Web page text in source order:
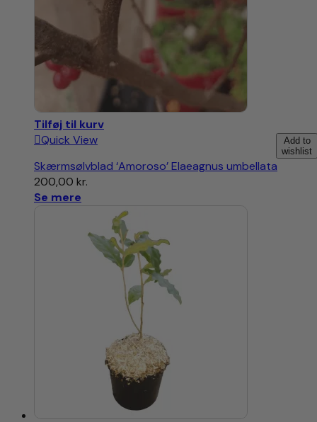
Tilføj til kurv
Add to
wishlist
Quick View
Skærmsølvblad ‘Amoroso’ Elaeagnus umbellata
200,00 kr.
Se mere